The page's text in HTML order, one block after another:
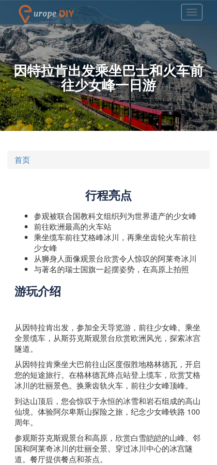
因特拉肯出发乘坐巴士和火车前
往少女峰一日游
首页
行程亮点
参观被联合国教科文组织列为世界遗产的少女峰
前往欧洲最高的火车站
乘坐缆车前往艾格峰冰川，再乘坐齿轮火车前往
少女峰
从狮身人面像观景台欣赏令人惊叹的阿莱奇冰川
与著名的瑞士国旗一起摆姿势，在高原上拍照
游玩介绍
从因特拉肯出发，参加全天导览游，前往少女峰。乘坐
全景缆车，从斯芬克斯观景台欣赏欧洲风光，探索冰宫
隧道。
从因特拉肯乘坐大巴前往山区度假胜地格林德瓦，开启
您的短途旅行。在格林德瓦终点站登上缆车，欣赏艾格
冰川的壮丽景色。换乘齿轨火车，前往少女峰顶峰。
到达山顶后，您会惊叹于永恒的冰雪和岩石组成的高山
仙境。体验阿尔卑斯山探险之旅，纪念少女峰铁路 100
周年。
参观斯芬克斯观景台和高原，欣赏白雪皑皑的山峰、邻
国和阿莱奇冰川的壮丽全景。穿过冰川中心的冰宫隧
道。餐厅提供餐点和茶点。